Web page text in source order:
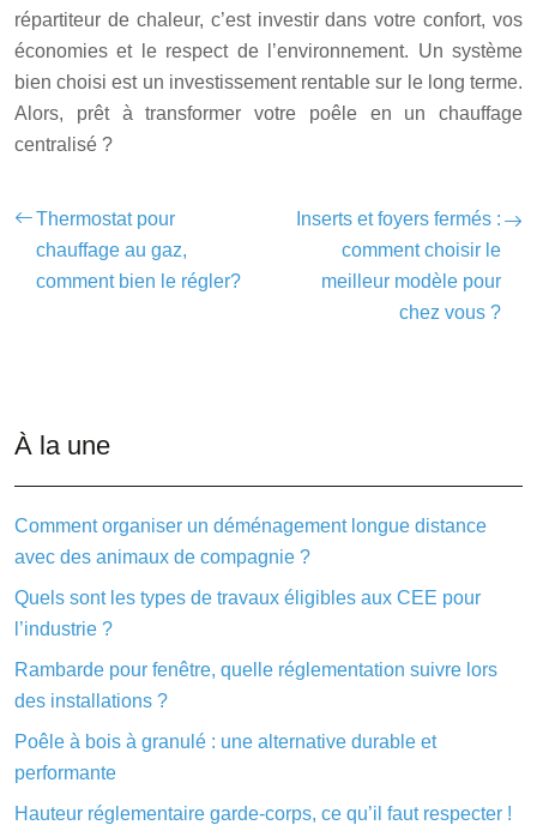
répartiteur de chaleur, c’est investir dans votre confort, vos
économies et le respect de l’environnement. Un système
bien choisi est un investissement rentable sur le long terme.
Alors, prêt à transformer votre poêle en un chauffage
centralisé ?
Thermostat pour
chauffage au gaz,
comment bien le régler?
Inserts et foyers fermés :
comment choisir le
meilleur modèle pour
chez vous ?
À la une
Comment organiser un déménagement longue distance
avec des animaux de compagnie ?
Quels sont les types de travaux éligibles aux CEE pour
l’industrie ?
Rambarde pour fenêtre, quelle réglementation suivre lors
des installations ?
Poêle à bois à granulé : une alternative durable et
performante
Hauteur réglementaire garde-corps, ce qu’il faut respecter !